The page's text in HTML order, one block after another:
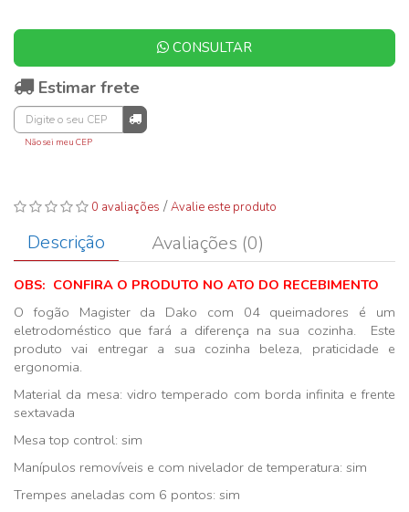
CONSULTAR
Estimar frete
Não sei meu CEP
0 avaliações /Avalie este produto
Descrição Avaliações (0)
OBS: CONFIRA O PRODUTO NO ATO DO RECEBIMENTO
O fogão Magister da Dako com 04 queimadores é um
eletrodoméstico que fará a diferença na sua cozinha. Este
produto vai entregar a sua cozinha beleza, praticidade e
ergonomia.
Material da mesa: vidro temperado com borda infinita e frente
sextavada
Mesa top control: sim
Manípulos removíveis e com nivelador de temperatura: sim
Trempes aneladas com 6 pontos: sim